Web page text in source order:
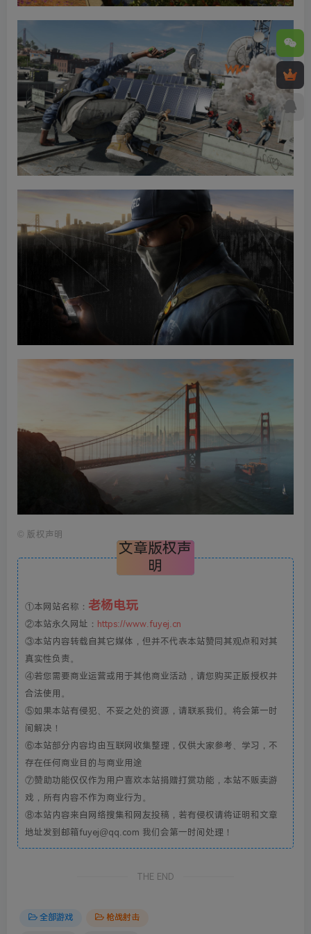
© 版权声明
文章版权声
明
①本网站名称： 老杨电玩
②本站永久网址： https://www.fuyej.cn
③本站内容转载自其它媒体，但并不代表本站赞同其观点和对其
真实性负责。
④若您需要商业运营或用于其他商业活动，请您购买正版授权并
合法使用。
⑤如果本站有侵犯、不妥之处的资源，请联系我们。将会第一时
间解决！
⑥本站部分内容均由互联网收集整理，仅供大家参考、学习，不
存在任何商业目的与商业用途
⑦赞助功能仅仅作为用户喜欢本站捐赠打赏功能，本站不贩卖游
戏，所有内容不作为商业行为。
⑧本站内容来自网络搜集和网友投稿，若有侵权请将证明和文章
地址发到邮箱fuyej@qq.com 我们会第一时间处理！
THE END
全部游戏 枪战射击